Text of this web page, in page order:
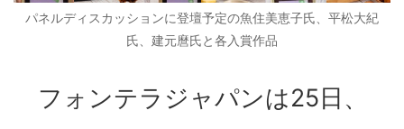
パネルディスカッションに登壇予定の魚住美恵子氏、平松大紀
氏、建元麿氏と各入賞作品
フォンテラジャパンは25日、